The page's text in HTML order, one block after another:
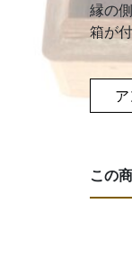
縁の
箱が
この